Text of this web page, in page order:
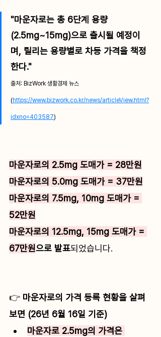
"마운자로는 총 6단계 용량
(2.5mg~15mg)으로 출시될 예정이
며, 릴리는 용량별로 차등 가격을 책정
한다."
출처: BizWork 생활경제 뉴스
(https://www.bizwork.co.kr/news/articleView.html?
idxno=403587)
마운자로의 2.5mg 도매가 = 28만원
마운자로의 5.0mg 도매가 = 37만원
마운자로의 7.5mg, 10mg 도매가 =
52만원
마운자로의 12.5mg, 15mg 도매가 =
67만원으로 발표되었습니다.
👉 마운자로의 가격 등록 현황을 살펴
보면 (26년 6월 16일 기준)
마운자로 2.5mg의 가격은